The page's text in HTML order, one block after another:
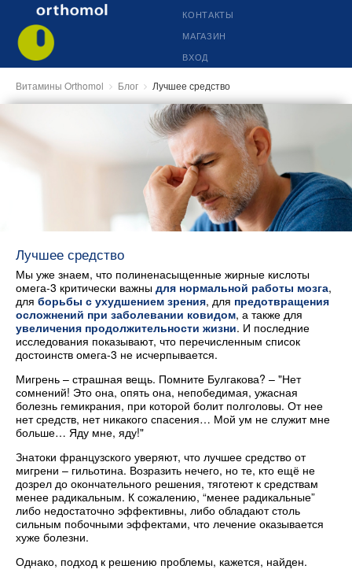
КОНТАКТЫ
МАГАЗИН
ВХОД
Витамины Orthomol Блог Лучшее средство
Лучшее средство
Мы уже знаем, что полиненасыщенные жирные кислоты
омега-3 критически важны для нормальной работы мозга,
для борьбы с ухудшением зрения, для предотвращения
осложнений при заболевании ковидом, а также для
увеличения продолжительности жизни. И последние
исследования показывают, что перечисленным список
достоинств омега-3 не исчерпывается.
Мигрень – страшная вещь. Помните Булгакова? – "Нет
сомнений! Это она, опять она, непобедимая, ужасная
болезнь гемикрания, при которой болит полголовы. От нее
нет средств, нет никакого спасения… Мой ум не служит мне
больше… Яду мне, яду!"
Знатоки французского уверяют, что лучшее средство от
мигрени – гильотина. Возразить нечего, но те, кто ещё не
дозрел до окончательного решения, тяготеют к средствам
менее радикальным. К сожалению, “менее радикальные”
либо недостаточно эффективны, либо обладают столь
сильным побочными эффектами, что лечение оказывается
хуже болезни.
Однако, подход к решению проблемы, кажется, найден.